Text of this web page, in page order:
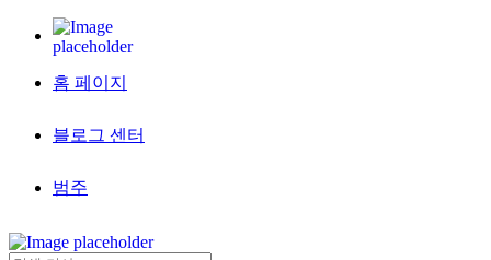
홈 페이지
블로그 센터
범주